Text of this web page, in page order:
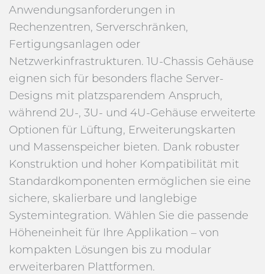
Anwendungsanforderungen in
Rechenzentren, Serverschränken,
Fertigungsanlagen oder
Netzwerkinfrastrukturen. 1U-Chassis Gehäuse
eignen sich für besonders flache Server-
Designs mit platzsparendem Anspruch,
während 2U-, 3U- und 4U-Gehäuse erweiterte
Optionen für Lüftung, Erweiterungskarten
und Massenspeicher bieten. Dank robuster
Konstruktion und hoher Kompatibilität mit
Standardkomponenten ermöglichen sie eine
sichere, skalierbare und langlebige
Systemintegration. Wählen Sie die passende
Höheneinheit für Ihre Applikation – von
kompakten Lösungen bis zu modular
erweiterbaren Plattformen.